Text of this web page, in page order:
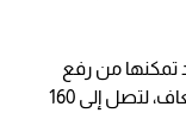
تمكنها من رفع
طاقتها الإنتاجية القصوى بأكثر من ثلاثة أضعاف، لتصل إلى 160